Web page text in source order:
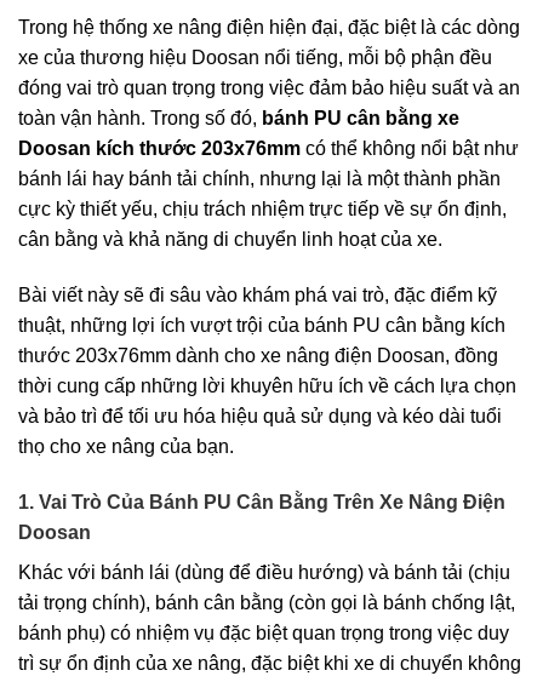
Trong hệ thống xe nâng điện hiện đại, đặc biệt là các dòng
xe của thương hiệu Doosan nổi tiếng, mỗi bộ phận đều
đóng vai trò quan trọng trong việc đảm bảo hiệu suất và an
toàn vận hành. Trong số đó, bánh PU cân bằng xe
Doosan kích thước 203x76mm có thể không nổi bật như
bánh lái hay bánh tải chính, nhưng lại là một thành phần
cực kỳ thiết yếu, chịu trách nhiệm trực tiếp về sự ổn định,
cân bằng và khả năng di chuyển linh hoạt của xe.
Bài viết này sẽ đi sâu vào khám phá vai trò, đặc điểm kỹ
thuật, những lợi ích vượt trội của bánh PU cân bằng kích
thước 203x76mm dành cho xe nâng điện Doosan, đồng
thời cung cấp những lời khuyên hữu ích về cách lựa chọn
và bảo trì để tối ưu hóa hiệu quả sử dụng và kéo dài tuổi
thọ cho xe nâng của bạn.
1. Vai Trò Của Bánh PU Cân Bằng Trên Xe Nâng Điện
Doosan
Khác với bánh lái (dùng để điều hướng) và bánh tải (chịu
tải trọng chính), bánh cân bằng (còn gọi là bánh chống lật,
bánh phụ) có nhiệm vụ đặc biệt quan trọng trong việc duy
trì sự ổn định của xe nâng, đặc biệt khi xe di chuyển không